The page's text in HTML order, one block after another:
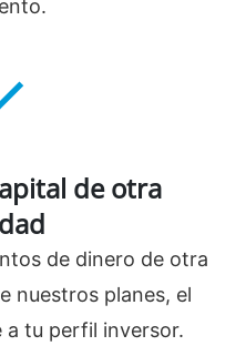
de otra
de dinero de otra
nuestros planes, el
a tu perfil inversor.